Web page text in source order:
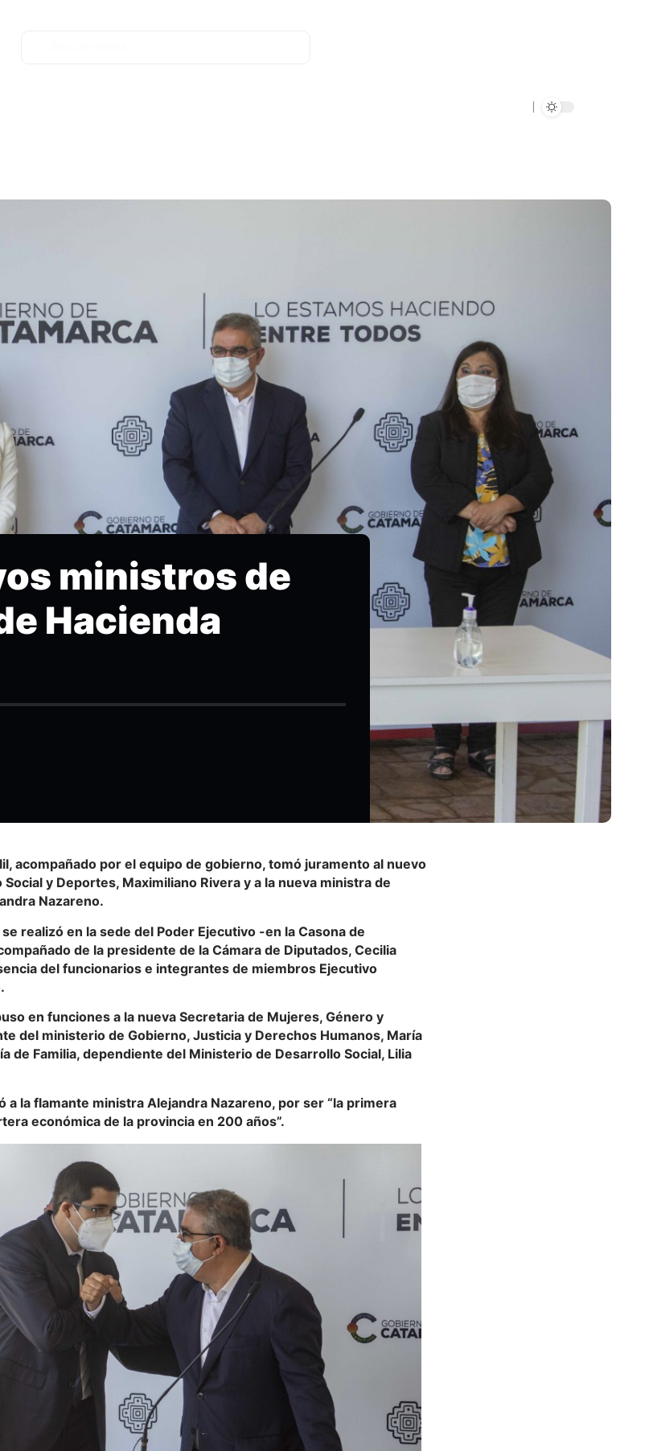
ministros de
Hacienda
acompañado por el equipo de gobierno, tomó juramento al nuevo
y Deportes, Maximiliano Rivera y a la nueva ministra de
Nazareno.
realizó en la sede del Poder Ejecutivo -en la Casona de
de la presidente de la Cámara de Diputados, Cecilia
del funcionarios e integrantes de miembros Ejecutivo
en funciones a la nueva Secretaria de Mujeres, Género y
del ministerio de Gobierno, Justicia y Derechos Humanos, María
de Familia, dependiente del Ministerio de Desarrollo Social, Lilia
a la flamante ministra Alejandra Nazareno, por ser “la primera
económica de la provincia en 200 años”.